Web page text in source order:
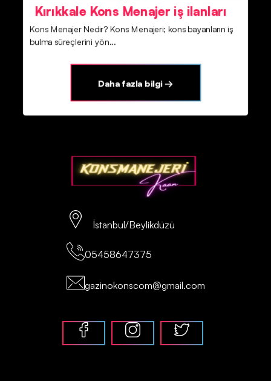
Kırıkkale Kons Menajer iş ilanları
Kons Menajer Nedir? Kons Menajeri; kons bayanların iş
bulma süreçlerini yön...
Daha fazla bilgi →
İstanbul/Beylikdüzü
05458647375
gazinokonscom@gmail.com